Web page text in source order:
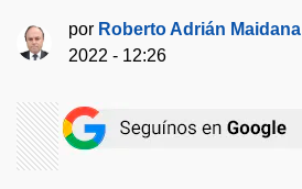
por Roberto Adrián Maidana
2022 - 12:26